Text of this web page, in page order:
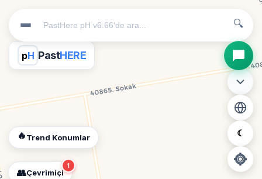
pH PastHERE
🔥Trend Konumlar
🔍
☾
👥Çevrimiçi
1